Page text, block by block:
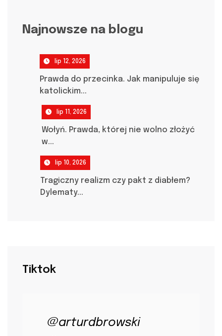
Najnowsze na blogu
lip 12, 2026
Prawda do przecinka. Jak manipuluje się
katolickim...
lip 11, 2026
Wołyń. Prawda, której nie wolno złożyć
w...
lip 10, 2026
Tragiczny realizm czy pakt z diabłem?
Dylematy...
Tiktok
@arturdbrowski